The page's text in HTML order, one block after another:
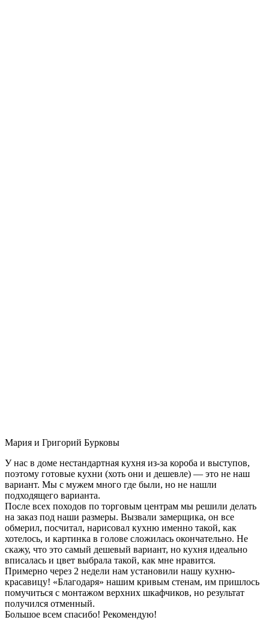
Мария и Григорий Бурковы
У нас в доме нестандартная кухня из-за короба и выступов,
поэтому готовые кухни (хоть они и дешевле) — это не наш
вариант. Мы с мужем много где были, но не нашли
подходящего варианта.
После всех походов по торговым центрам мы решили делать
на заказ под наши размеры. Вызвали замерщика, он все
обмерил, посчитал, нарисовал кухню именно такой, как
хотелось, и картинка в голове сложилась окончательно. Не
скажу, что это самый дешевый вариант, но кухня идеально
вписалась и цвет выбрала такой, как мне нравится.
Примерно через 2 недели нам установили нашу кухню-
красавицу! «Благодаря» нашим кривым стенам, им пришлось
помучиться с монтажом верхних шкафчиков, но результат
получился отменный.
Большое всем спасибо! Рекомендую!